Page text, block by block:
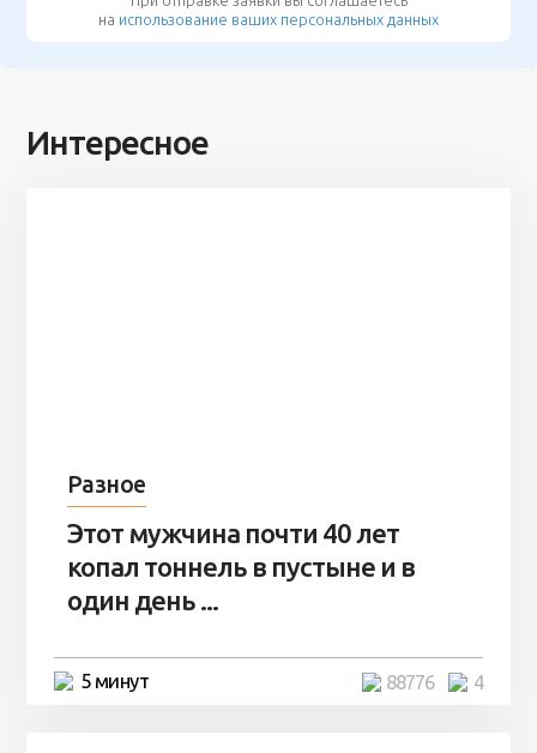
на использование ваших персональных данных
Интересное
Разное
Этот мужчина почти 40 лет
копал тоннель в пустыне и в
один день ...
5 минут 4
88776